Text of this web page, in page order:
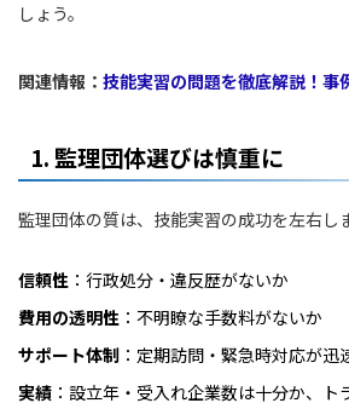
しょう。
関連情報： 技能実習の問題を徹底解説！事
1. 監理団体選びは慎重に
監理団体の質は、技能実習の成功を左右し
信頼性 ：行政処分・違反歴がないか
費用の透明性 ：不明瞭な手数料がないか
サポート体制 ：定期訪問・緊急時対応が迅
実績 ：設立年・受入れ企業数は十分か、